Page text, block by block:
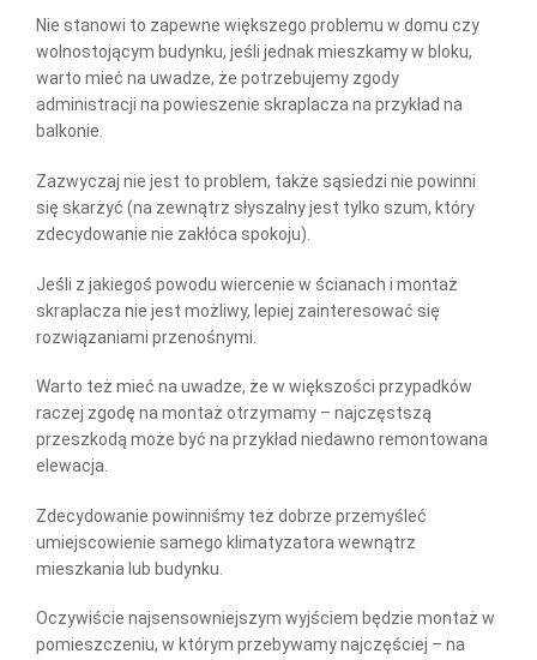
Nie stanowi to zapewne większego problemu w domu czy
wolnostojącym budynku, jeśli jednak mieszkamy w bloku,
warto mieć na uwadze, że potrzebujemy zgody
administracji na powieszenie skraplacza na przykład na
balkonie.
Zazwyczaj nie jest to problem, także sąsiedzi nie powinni
się skarżyć (na zewnątrz słyszalny jest tylko szum, który
zdecydowanie nie zakłóca spokoju).
Jeśli z jakiegoś powodu wiercenie w ścianach i montaż
skraplacza nie jest możliwy, lepiej zainteresować się
rozwiązaniami przenośnymi.
Warto też mieć na uwadze, że w większości przypadków
raczej zgodę na montaż otrzymamy – najczęstszą
przeszkodą może być na przykład niedawno remontowana
elewacja.
Zdecydowanie powinniśmy też dobrze przemyśleć
umiejscowienie samego klimatyzatora wewnątrz
mieszkania lub budynku.
Oczywiście najsensowniejszym wyjściem będzie montaż w
pomieszczeniu, w którym przebywamy najczęściej – na